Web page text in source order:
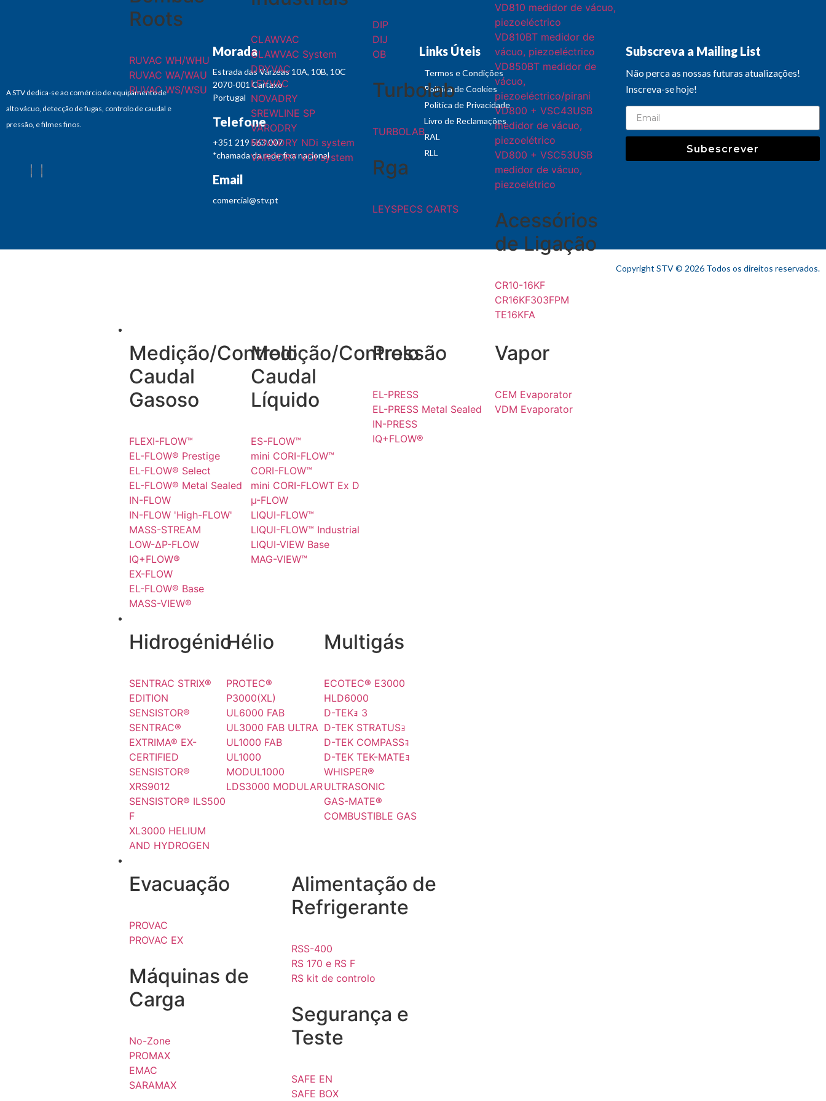
Roots
RUVAC WH/WHU
RUVAC WA/WAU
RUVAC WS/WSU
CLAWVAC
CLAWVAC System
DRYVAC
LEYVAC
NOVADRY
SREWLINE SP
VARODRY
NOVADRY NDi system
VARODRY VDi system
DIP
DIJ
OB
Turbolab
TURBOLAB
Rga
LEYSPECS CARTS
VD810 medidor de vácuo,
piezoeléctrico
VD810BT medidor de
vácuo, piezoeléctrico
VD850BT medidor de
vácuo,
piezoeléctrico/pirani
VD800 + VSC43USB
medidor de vácuo,
piezoelétrico
VD800 + VSC53USB
medidor de vácuo,
piezoelétrico
Acessórios
de Ligação
CR10-16KF
CR16KF303FPM
TE16KFA
Medição/Controlo
Caudal
Gasoso
FLEXI-FLOW™
EL-FLOW® Prestige
EL-FLOW® Select
EL-FLOW® Metal Sealed
IN-FLOW
IN-FLOW 'High-FLOW'
MASS-STREAM
LOW-ΔP-FLOW
IQ+FLOW®
EX-FLOW
EL-FLOW® Base
MASS-VIEW®
Medição/Controlo
Caudal
Líquido
ES-FLOW™
mini CORI-FLOW™
CORI-FLOW™
mini CORI-FLOWT Ex D
µ-FLOW
LIQUI-FLOW™
LIQUI-FLOW™ Industrial
LIQUI-VIEW Base
MAG-VIEW™
Pressão
EL-PRESS
EL-PRESS Metal Sealed
IN-PRESS
IQ+FLOW®
Vapor
CEM Evaporator
VDM Evaporator
Hidrogénio
SENTRAC STRIX®
EDITION
SENSISTOR®
SENTRAC®
EXTRIMA® EX-
CERTIFIED
SENSISTOR®
XRS9012
SENSISTOR® ILS500
F
XL3000 HELIUM
AND HYDROGEN
Hélio
PROTEC®
P3000(XL)
UL6000 FAB
UL3000 FAB ULTRA
UL1000 FAB
UL1000
MODUL1000
LDS3000 MODULAR
Multigás
ECOTEC® E3000
HLD6000
D-TEKｮ 3
D-TEK STRATUSｮ
D-TEK COMPASSｮ
D-TEK TEK-MATEｮ
WHISPER®
ULTRASONIC
GAS-MATE®
COMBUSTIBLE GAS
Evacuação
PROVAC
PROVAC EX
Máquinas de
Carga
No-Zone
PROMAX
EMAC
SARAMAX
Alimentação de
Refrigerante
RSS-400
RS 170 e RS F
RS kit de controlo
Segurança e
Teste
SAFE EN
SAFE BOX
A STV dedica-se ao comércio de equipamento de
alto vácuo, detecção de fugas, controlo de caudal e
pressão, e filmes finos.
Morada
Estrada das Várzeas 10A, 10B, 10C
2070-001 Cartaxo
Portugal
Telefone
+351 219 563 007
*chamada da rede fixa nacional
Email
comercial@stv.pt
Links Úteis
Termos e Condições
Política de Cookies
Política de Privacidade
Livro de Reclamações
RAL
RLL
Subscreva a Mailing List
Não perca as nossas futuras atualizações!
Inscreva-se hoje!
Subescrever
Copyright STV © 2026 Todos os direitos reservados.​